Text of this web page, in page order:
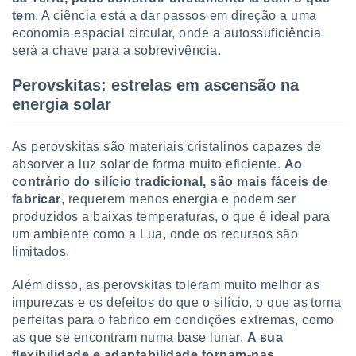
se
ou opor-
qualquer
em “
o
de
ou aceder
num
para
tem. A ciência está a dar passos em direção a uma
economia espacial circular, onde a autossuficiência
será a chave para a sobrevivência.
Perovskitas: estrelas em ascensão na
energia solar
As perovskitas são materiais cristalinos capazes de
absorver a luz solar de forma muito eficiente. Ao
contrário do silício tradicional, são mais fáceis de
fabricar, requerem menos energia e podem ser
produzidos a baixas temperaturas, o que é ideal para
um ambiente como a Lua, onde os recursos são
limitados.
Além disso, as perovskitas toleram muito melhor as
impurezas e os defeitos do que o silício, o que as torna
perfeitas para o fabrico em condições extremas, como
as que se encontram numa base lunar. A sua